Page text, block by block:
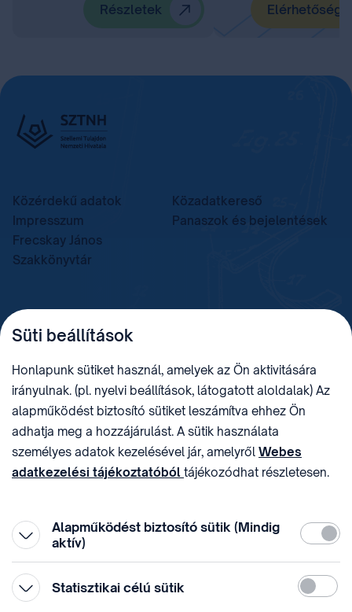
Részletek
Közérdekű adatok
Közadatkereső
Impresszum
Panaszok és bejelentések
Frecskay János
Szakkönyvtár
TELEFON
+36 (1) 312 4400
sztnh@hipo.gov.hu 15311746-2-42
CÍM
1081 Budapest II. János
Pál pápa tér 7.
HIVATAL RÖVID NEVE
SZTNHOPS, KRID:
174434905
KÖZÖSSÉGI MÉDIA
Süti beállítások
Honlapunk sütiket használ, amelyek az Ön aktivitására
irányulnak. (pl. nyelvi beállítások, látogatott aloldalak) Az
alapműködést biztosító sütiket leszámítva ehhez Ön
adhatja meg a hozzájárulást. A sütik használata
személyes adatok kezelésével jár, amelyről Webes
adatkezelési tájékoztatóból tájékozódhat részletesen.
Alapműködést biztosító sütik (Mindig
aktív)
Statisztikai célú sütik